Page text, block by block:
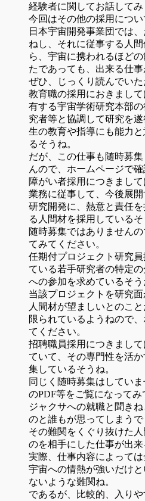
経験者に関してお話してみ
今回はその他の採用につい
日本宇宙開発事業団では
ねし、それに従事する人
ら、宇宙に携われるほど
たであっても、出来る仕事
ぜひ、じっくり読んでいた
教育職の採用におきまし
有する宇宙学術研究本部
究者等と協調して研究を
生の教育や指導にも能力
るそうね。
だが、この仕事も随時募
んので、ホームページで確
障がい者採用につきまし
業務に従事して、今後展
研究開発に、熱意と責任
る人間材を採用している
随時募集ではありません
てみてください。
任期付プロジェクト研究
ている若手研究者の特定
への参加を求めているそう
当該プロジェクトを研究
人間材が望ましいとのこ
限られているようねので
てください。
招聘職員採用につきまし
ていて、その専門性を活
集しているそうね。
同じく随時募集はしてい
のPDF等をご覧になってみ
ジャクサへの就職と聞き
のと誰もが思ってしまうで
その難関をくぐり抜けた
のを相手にした仕事が出来
実際、仕事内容によって
宇宙への情熱が強いだけ
ないような難関ね。
であるが、比較的、入り